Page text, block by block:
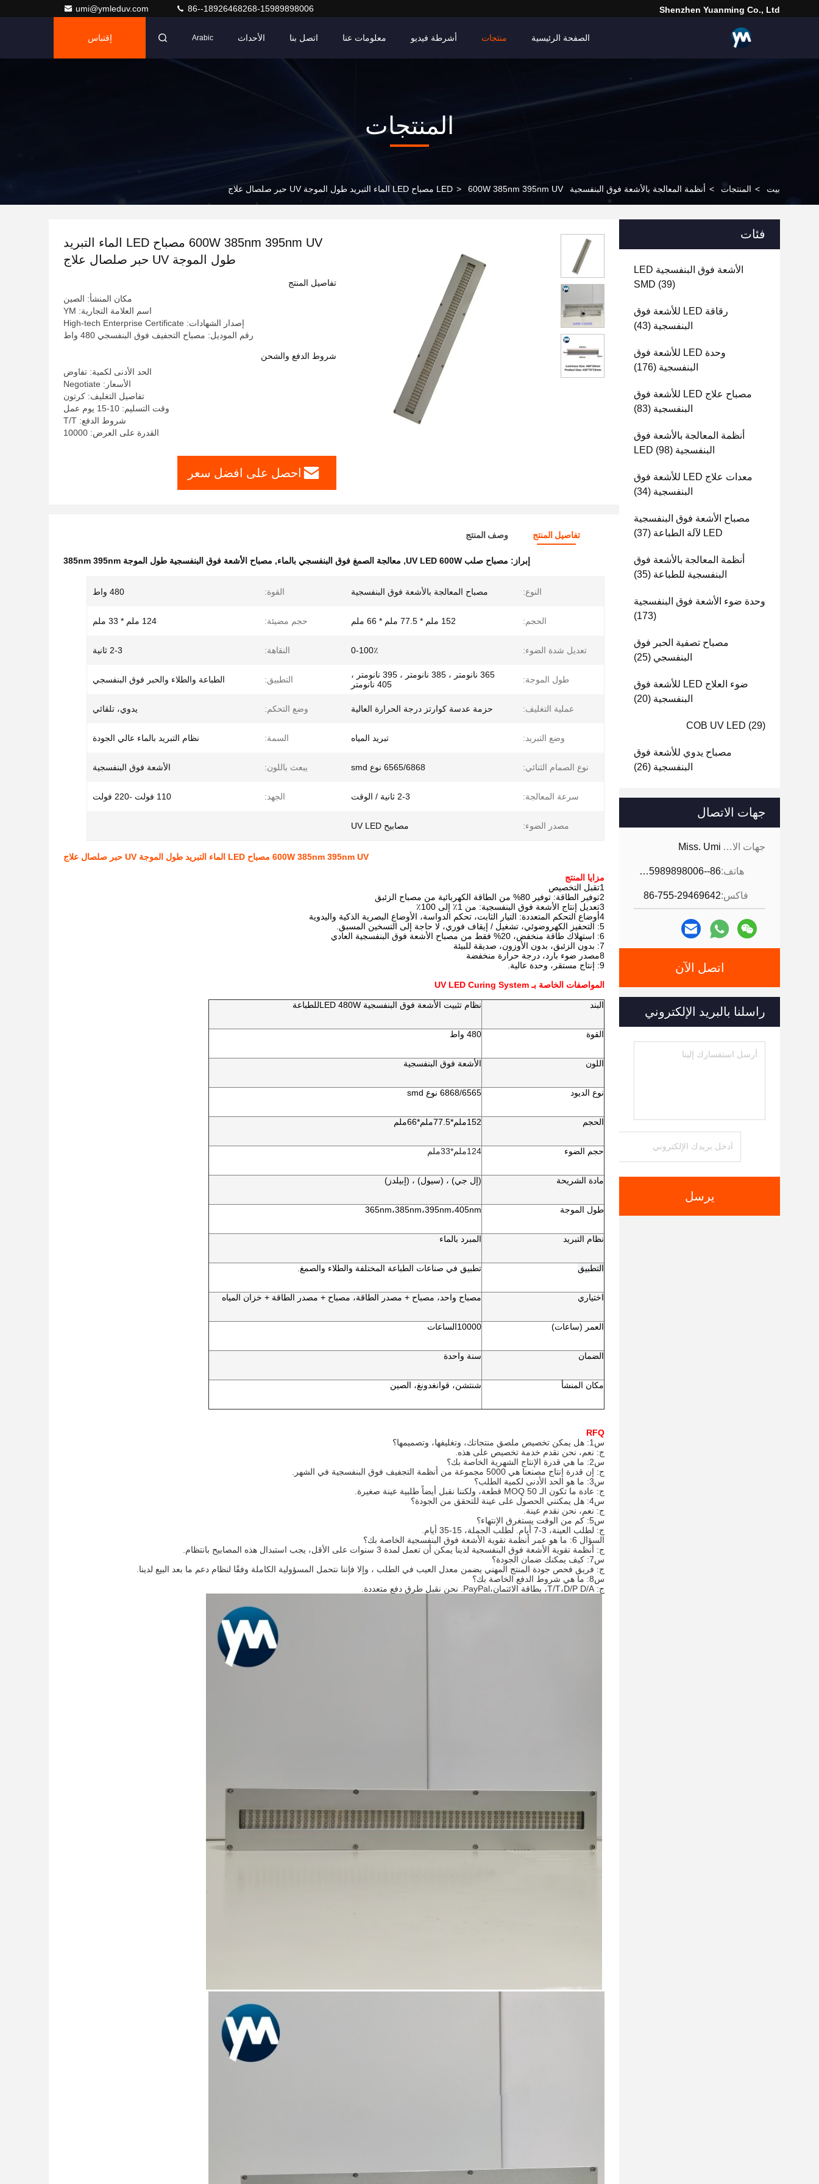
Shenzhen Yuanming Co., Ltd
umi@ymleduv.com 86--18926468268-15989898006
الصفحة الرئيسية منتجات أشرطة فيديو معلومات عنا اتصل بنا الأحداث Arabic إقتباس
المنتجات
بيت > المنتجات > أنظمة المعالجة بالأشعة فوق البنفسجية LED > 600W 385nm 395nm UV مصباح LED الماء التبريد طول الموجة UV حبر صلصال علاج
فئات
الأشعة فوق البنفسجية LED
SMD (39)
رقاقة LED للأشعة فوق
البنفسجية (43)
وحدة LED للأشعة فوق
البنفسجية (176)
مصباح علاج LED للأشعة فوق
البنفسجية (83)
أنظمة المعالجة بالأشعة فوق
البنفسجية LED (98)
معدات علاج LED للأشعة فوق
البنفسجية (34)
مصباح الأشعة فوق البنفسجية
LED لآلة الطباعة
(37)
أنظمة المعالجة بالأشعة فوق
البنفسجية للطباعة (35)
وحدة ضوء الأشعة فوق البنفسجية
(173)
مصباح تصفية الحبر فوق
البنفسجي (25)
ضوء العلاج LED للأشعة فوق
البنفسجية (20)
COB UV LED (29)
مصباح يدوي للأشعة فوق
البنفسجية (26)
جهات الاتصال
جهات الاتصال: Miss. Umi
هاتف: 86--18926468268-15989898006
فاكس:86-755-29469642
اتصل الآن
راسلنا بالبريد الإلكتروني
يرسل
600W 385nm 395nm UV مصباح LED الماء التبريد
طول الموجة UV حبر صلصال علاج
تفاصيل المنتج
مكان المنشأ: الصين
اسم العلامة التجارية: YM
إصدار الشهادات: High-tech Enterprise Certificate
رقم الموديل: مصباح التجفيف فوق البنفسجي 480 واط
شروط الدفع والشحن
الحد الأدنى لكمية: تفاوض
الأسعار: Negotiate
تفاصيل التغليف: كرتون
وقت التسليم: 10-15 يوم عمل
شروط الدفع: T/T
القدرة على العرض: 10000
احصل على افضل سعر
تفاصيل المنتج وصف المنتج
إبراز: مصباح صلب UV LED 600W , معالجة الصمغ فوق البنفسجي بالماء, مصباح الأشعة فوق البنفسجية طول الموجة 385nm 395nm
النوع: مصباح المعالجة بالأشعة فوق البنفسجية القوة: 480 واط
الحجم: 152 ملم * 77.5 ملم * 66 ملم حجم مضيئة: 124 ملم * 33 ملم
تعديل شدة الضوء: 0-100٪ النقاهة: 2-3 ثانية
طول الموجة:
365 نانومتر ، 385 نانومتر ، 395 نانومتر ،
405 نانومتر
التطبيق: الطباعة والطلاء والحبر فوق البنفسجي
عملية التغليف: حزمة عدسة كوارتز درجة الحرارة العالية وضع التحكم: يدوي، تلقائي
وضع التبريد: تبريد المياه السمة: نظام التبريد بالماء عالي الجودة
نوع الصمام الثنائي: 6565/6868 نوع smd يبعث باللون: الأشعة فوق البنفسجية
سرعة المعالجة: 2-3 ثانية / الوقت الجهد: 110 فولت -220 فولت
مصدر الضوء: مصابيح UV LED
600W 385nm 395nm UV مصباح LED الماء التبريد طول الموجة UV حبر صلصال علاج
مزايا المنتج
1تقبل التخصيص
2توفير الطاقة: توفير 80% من الطاقة الكهربائية من مصباح الزئبق
3تعديل إنتاج الأشعة فوق البنفسجية: من 1٪ إلى 100٪
4أوضاع التحكم المتعددة: التيار الثابت، تحكم الدواسة، الأوضاع البصرية الذكية واليدوية
5: التحفيز الكهروضوئي، تشغيل / إيقاف فوري، لا حاجة إلى التسخين المسبق.
6: استهلاك طاقة منخفض، 20% فقط من مصباح الأشعة فوق البنفسجية العادي
7: بدون الزئبق، بدون الأوزون، صديقة للبيئة
8مصدر ضوء بارد، درجة حرارة منخفضة
9: إنتاج مستقر، وحدة عالية.
المواصفات الخاصة بـ UV LED Curing System
البند نظام تثبيت الأشعة فوق البنفسجية LED 48 0W للطباعة
القوة 480 واط
اللون الأشعة فوق البنفسجية
نوع الديود 6868/6565 نوع smd
الحجم 152ملم*77.5ملم*66ملم
حجم الضوء 124ملم*33ملم
مادة الشريحة (إل جي) ، (سيول) ، (إبيلدز)
طول الموجة 365nm،385nm،395nm،405nm
نظام التبريد المبرد بالماء
التطبيق تطبيق في صناعات الطباعة المختلفة والطلاء والصمغ.
اختياري مصباح واحد، مصباح + مصدر الطاقة، مصباح + مصدر الطاقة + خزان المياه
العمر (ساعات) 10000الساعات
الضمان سنة واحدة
مكان المنشأ شنتشن، قوانغدونغ، الصين
RFQ
س1: هل يمكن تخصيص ملصق منتجاتك، وتغليفها، وتصميمها؟
ج: نعم، نحن نقدم خدمة تخصيص على هذه.
س2: ما هي قدرة الإنتاج الشهرية الخاصة بك؟
ج: إن قدرة إنتاج مصنعنا هي 5000 مجموعة من أنظمة التجفيف فوق البنفسجية في الشهر.
س3: ما هو الحد الأدنى لكمية الطلب؟
ج: عادة ما تكون الـ MOQ 50 قطعة، ولكننا نقبل أيضاً طلبية عينة صغيرة.
س4: هل يمكنني الحصول على عينة للتحقق من الجودة؟
ج: نعم، نحن نقدم عينة.
س5: كم من الوقت يستغرق الإنتهاء؟
ج: لطلب العينة، 3-7 أيام. لطلب الجملة، 15-35 أيام.
السؤال 6: ما هو عمر أنظمة تقوية الأشعة فوق البنفسجية الخاصة بك؟
ج: أنظمة تقوية الأشعة فوق البنفسجية لدينا يمكن أن تعمل لمدة 3 سنوات على الأقل، يجب استبدال هذه المصابيح بانتظام.
س7: كيف يمكنك ضمان الجودة؟
ج: فريق فحص جودة المنتج المهني يضمن معدل العيب في الطلب ، وإلا فإننا نتحمل المسؤولية الكاملة وفقًا لنظام دعم ما بعد البيع لدينا.
س8: ما هي شروط الدفع الخاصة بك؟
ج: T/T،D/P D/A، بطاقة الائتمان،PayPal. نحن نقبل طرق دفع متعددة.